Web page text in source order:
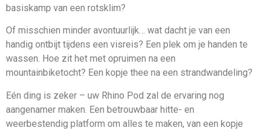
basiskamp van een rotsklim?
Of misschien minder avontuurlijk… wat dacht je van een
handig ontbijt tijdens een visreis? Een plek om je handen te
wassen. Hoe zit het met opruimen na een
mountainbiketocht? Een kopje thee na een strandwandeling?
Eén ding is zeker – uw Rhino Pod zal de ervaring nog
aangenamer maken. Een betrouwbaar hitte- en
weerbestendig platform om alles te maken, van een kopje